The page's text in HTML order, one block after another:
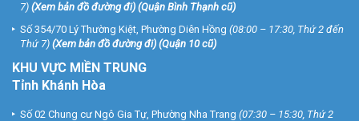
7) (Xem bản đồ đường đi) (Quận Bình Thạnh cũ)
Số 354/70 Lý Thường Kiệt, Phường Diên Hồng (08:00 – 17:30, Thứ 2 đến
Thứ 7) (Xem bản đồ đường đi) (Quận 10 cũ)
KHU VỰC MIỀN TRUNG
Tỉnh Khánh Hòa
Số 02 Chung cư Ngô Gia Tự, Phường Nha Trang (07:30 – 15:30, Thứ 2